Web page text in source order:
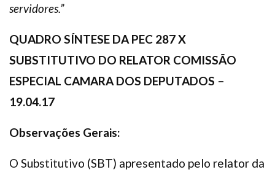
servidores.”
QUADRO SÍNTESE DA PEC 287 X
SUBSTITUTIVO DO RELATOR COMISSÃO
ESPECIAL CAMARA DOS DEPUTADOS –
19.04.17
Observações Gerais:
O Substitutivo (SBT) apresentado pelo relator da